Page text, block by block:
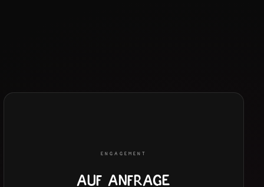
ENGAGEMENT
Auf Anfrage